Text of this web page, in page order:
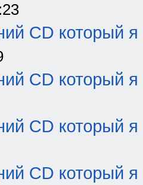
CD который я
CD который я
CD который я
CD который я